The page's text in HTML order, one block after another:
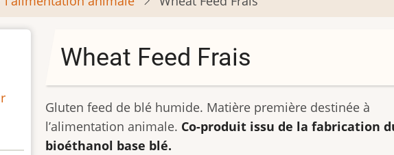
Wheat Feed Frais
Gluten feed de blé humide. Matière première destinée à
l’alimentation animale. Co-produit issu de la fabrication
bioéthanol base blé.